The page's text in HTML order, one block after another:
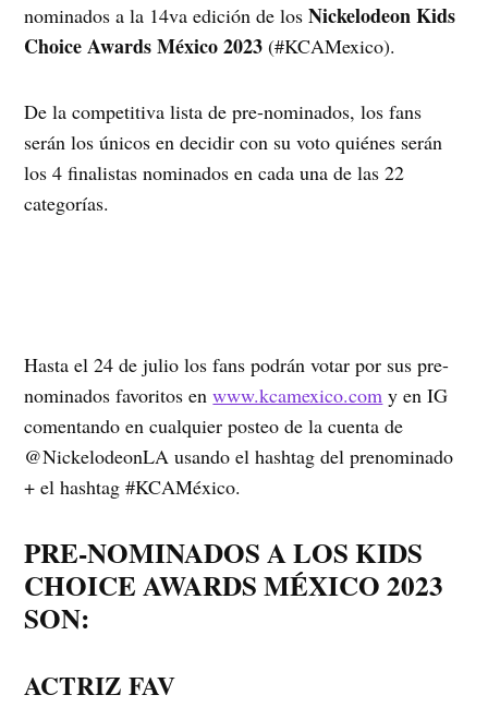
nominados a la 14va edición de losNickelodeon Kids
Choice Awards México 2023 (#KCAMexico).
De la competitiva lista de pre-nominados, los fans
serán los únicos en decidir con su voto quiénes serán
los 4 finalistas nominados en cada una de las 22
categorías.
Hasta el 24 de julio los fans podrán votar por sus pre-
nominados favoritos enwww.kcamexico.com y en IG
comentando en cualquier posteo de la cuenta de
@NickelodeonLA usando el hashtag del prenominado
+ el hashtag #KCAMéxico.
PRE-NOMINADOS A LOS KIDS
CHOICE AWARDS MÉXICO 2023
SON:
ACTRIZ FAV